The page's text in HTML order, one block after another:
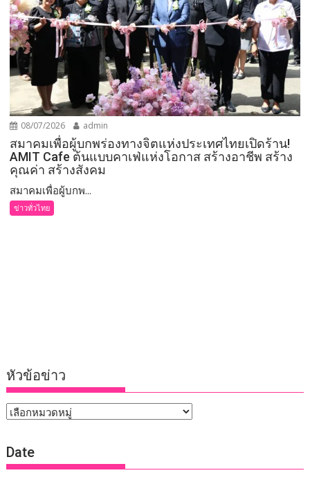
08/07/2026 admin
สมาคมเพื่อผู้บกพร่องทางจิตแห่งประเทศไทยเปิดร้าน!
AMIT Cafe ต้นแบบคาเฟ่แห่งโอกาส สร้างอาชีพ สร้าง
คุณค่า สร้างสังคม
สมาคมเพื่อผู้บกพ...
ข่าวทั่วไทย
หัวข้อข่าว
หัวข้อ
Date